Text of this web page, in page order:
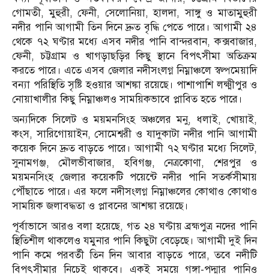
গোমতী, মুহুরী, ফেনী, সেলোনিয়া, হালদা, সাঙ্গু ও মাতামুহুরী
নদীর পানি আগামী তিন দিনে দ্রুত বৃদ্ধি পেতে পারে। আগামী ২৪
থেকে ৭২ ঘণ্টার মধ্যে এসব নদীর পানি বান্দরবান, কক্সবাজার,
ফেনী, চট্টগ্রাম ও খাগড়াছড়ির কিছু স্থানে বিপৎসীমা অতিক্রম
করতে পারে। এতে এসব জেলার নদীসংলগ্ন নিম্নাঞ্চলে স্বল্পমেয়াদি
বন্যা পরিস্থিতি সৃষ্টি হওয়ার আশঙ্কা রয়েছে। পাশাপাশি লক্ষ্মীপুর ও
নোয়াখালীর কিছু নিম্নাঞ্চলও সাময়িকভাবে প্লাবিত হতে পারে।
অন্যদিকে সিলেট ও ময়মনসিংহ অঞ্চলের মনু, ধলাই, খোয়াই,
কংস, সারিগোয়াইন, সোমেশ্বরী ও যাদুকাটা নদীর পানি আগামী
কয়েক দিনে দ্রুত বাড়তে পারে। আগামী ৭২ ঘণ্টার মধ্যে সিলেট,
সুনামগঞ্জ, মৌলভীবাজার, হবিগঞ্জ, নেত্রকোণা, শেরপুর ও
ময়মনসিংহ জেলার কয়েকটি পয়েন্টে নদীর পানি সতর্কসীমায়
পৌঁছাতে পারে। এর ফলে নদীসংলগ্ন নিম্নাঞ্চলের কোথাও কোথাও
সাময়িক জলাবদ্ধতা ও প্লাবনের আশঙ্কা রয়েছে।
পূর্বাভাসে আরও বলা হয়েছে, গত ২৪ ঘণ্টায় ব্রহ্মপুত্র নদের পানি
স্থিতিশীল থাকলেও যমুনার পানি কিছুটা বেড়েছে। আগামী দুই দিন
পানি কমে পরবর্তী তিন দিন আবার বাড়তে পারে, তবে নদীটি
বিপৎসীমার নিচেই থাকবে। একই সময়ে গঙ্গা-পদ্মার পানিও